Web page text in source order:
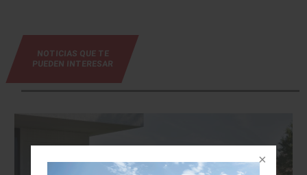
NOTICIAS QUE TE
PUEDEN INTERESAR